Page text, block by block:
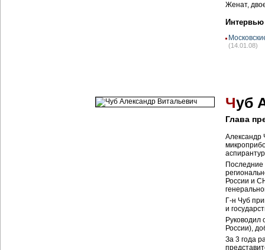
Женат,
Интервью
(14.01.08)
Чуб
Глава
Александр
Последние
России и
Г-н Чуб
и
Руководил
России),
За 3 года